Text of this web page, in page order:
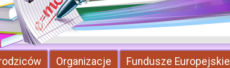
Organizacje Fundusze Europejskie